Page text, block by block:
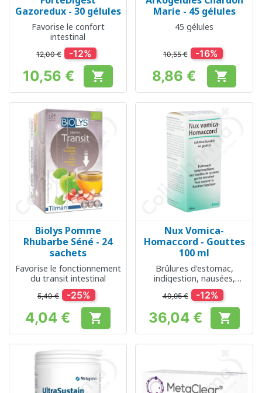
Gazoredux - 30 gélules
Favorise le confort
intestinal
12,00 € -12%
Prix
10,56 € 
Marie - 45 gélules
45 gélules
10,55 € -16%
Prix
8,86 € 
Biolys Pomme
Rhubarbe Séné - 24
sachets
Favorise le fonctionnement
du transit intestinal
5,40 € -25%
Prix
4,04 € 
Nux Vomica-
Homaccord - Gouttes
100 ml
Brûlures d'estomac,
indigestion, nausées,
constipation,
ballonnements, diarrhée
40,95 € -12%
Prix
36,04 € 